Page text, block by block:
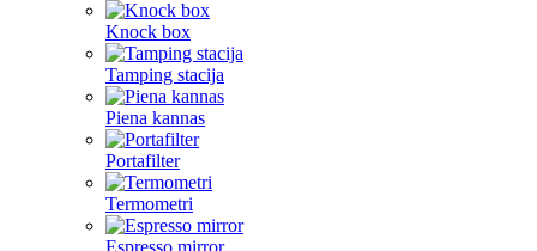
Knock box
Tamping stacija
Piena kannas
Portafilter
Termometri
Espresso mirror